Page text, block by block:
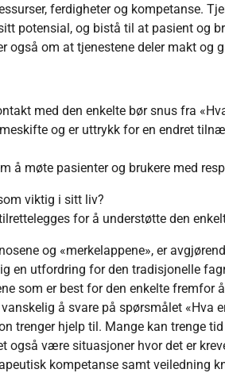
ferdigheter og kompetanse.
potensial, og bistå til at pasient og
også om at tjenestene deler makt og
med den enkelte bør snus fra
og er uttrykk for en endret
å møte pasienter og brukere med
viktig i sitt liv?
for å understøtte den
og «merkelappene», er
en utfordring for den tradisjonelle
som er best for den enkelte fremfor
å svare på spørsmålet «Hva
trenger hjelp til. Mange kan trenge
også være situasjoner hvor det er
kompetanse samt veiledning